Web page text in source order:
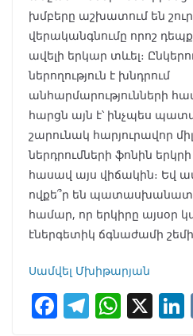
խմբերը աշխատում են
վերականգնումը որոշ
ավելի երկար տևել։
ներողություն է խնդրում
անհարմարությունների
հարցն այն է՝ ինչպես
շարունակ հարյուրավոր
ներդրումների ֆոնին
հասավ այս վիճակին։ Եվ
ովքե՞ր են
համար, որ երկիրը այսօր
էներգետիկ ճգնաժամի
Սամվել Մխիթարյան
F T W X